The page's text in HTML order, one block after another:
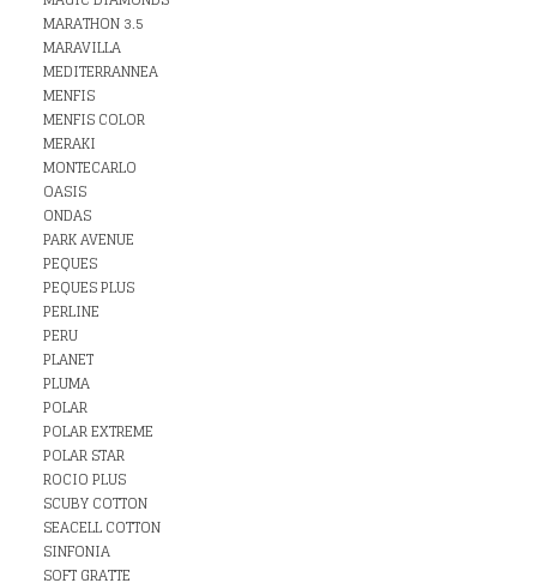
MARATHON 3.5
MARAVILLA
MEDITERRANNEA
MENFIS
MENFIS COLOR
MERAKI
MONTECARLO
OASIS
ONDAS
PARK AVENUE
PEQUES
PEQUES PLUS
PERLINE
PERU
PLANET
PLUMA
POLAR
POLAR EXTREME
POLAR STAR
ROCIO PLUS
SCUBY COTTON
SEACELL COTTON
SINFONIA
SOFT GRATTE